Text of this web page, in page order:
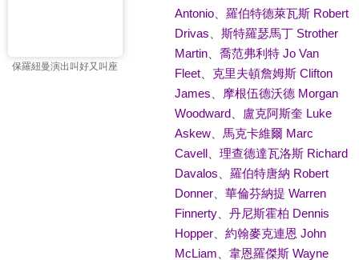
保羅紐曼演出叫好又叫座
Antonio、 羅伯特德萊瓦斯 Robert
Drivas
斯特羅瑟馬丁 Strother
Martin、 喬范弗利特 Jo Van
Fleet、 克里夫頓詹姆斯 Clifton
James
摩根伍德沃德 Morgan
Woodward、
盧克阿斯奎 Luke
Askew、 馬克卡維爾 Marc
Cavell、 理查德達瓦洛斯 Richard
Davalos
羅伯特唐納 Robert
Donner、 華倫芬納提 Warren
Finnerty、 丹尼斯霍柏 Dennis
Hopper、 約翰麥克連恩 John
McLiam
韋恩羅傑斯 Wayne